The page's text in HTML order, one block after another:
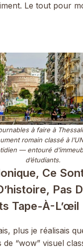
Le tout pour
à faire à
romain classé à
— entouré
d’étudiants.
Ce
Pas
Tape-À-L’œil
plus je réalisais
“wow” visuel